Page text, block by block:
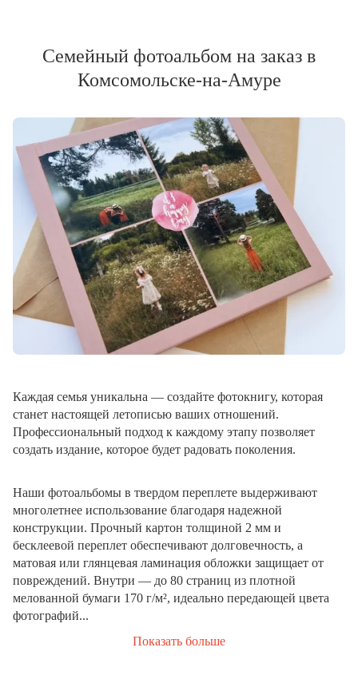
Семейный фотоальбом на заказ в
Комсомольске-на-Амуре
Каждая семья уникальна — создайте фотокнигу, которая
станет настоящей летописью ваших отношений.
Профессиональный подход к каждому этапу позволяет
создать издание, которое будет радовать поколения.
Наши фотоальбомы в твердом переплете выдерживают
многолетнее использование благодаря надежной
конструкции. Прочный картон толщиной 2 мм и
бесклеевой переплет обеспечивают долговечность, а
матовая или глянцевая ламинация обложки защищает от
повреждений. Внутри — до 80 страниц из плотной
мелованной бумаги 170 г/м², идеально передающей цвета
фотографий...
Показать больше